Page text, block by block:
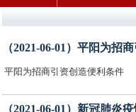
（2021-06-01）平阳为招
平阳为招商引资创造便利条件
（2021-06-01）新冠肺炎